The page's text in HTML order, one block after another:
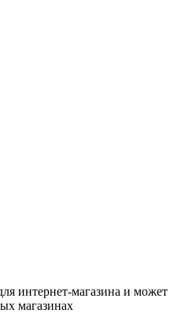
интернет-магазина и может
магазинах